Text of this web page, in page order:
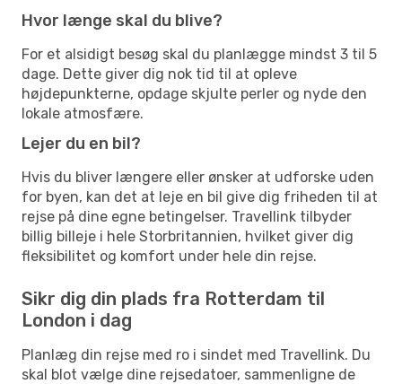
Hvor længe skal du blive?
For et alsidigt besøg skal du planlægge mindst 3 til 5
dage. Dette giver dig nok tid til at opleve
højdepunkterne, opdage skjulte perler og nyde den
lokale atmosfære.
Lejer du en bil?
Hvis du bliver længere eller ønsker at udforske uden
for byen, kan det at leje en bil give dig friheden til at
rejse på dine egne betingelser. Travellink tilbyder
billig billeje i hele Storbritannien, hvilket giver dig
fleksibilitet og komfort under hele din rejse.
Sikr dig din plads fra Rotterdam til
London i dag
Planlæg din rejse med ro i sindet med Travellink. Du
skal blot vælge dine rejsedatoer, sammenligne de